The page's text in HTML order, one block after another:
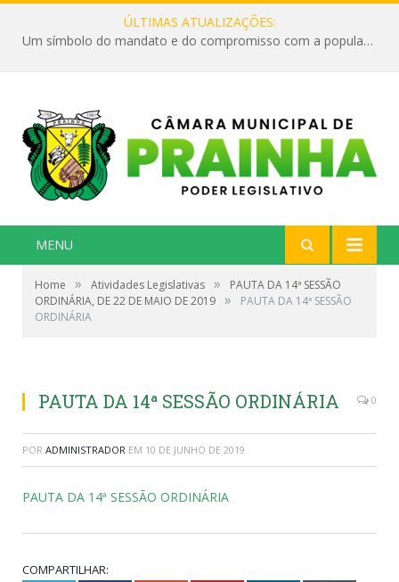
ÚLTIMAS ATUALIZAÇÕES:
Um símbolo do mandato e do compromisso com a população
MENU
Home » Atividades Legislativas »
PAUTA DA 14ª SESSÃO
ORDINÁRIA, DE 22 DE MAIO DE 2019 »
PAUTA DA 14ª SESSÃO
ORDINÁRIA
PAUTA DA 14ª SESSÃO ORDINÁRIA 0
POR ADMINISTRADOR EM 10 DE JUNHO DE 2019
PAUTA DA 14ª SESSÃO ORDINÁRIA
COMPARTILHAR: